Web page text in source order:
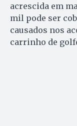
acrescida em
mil pode ser
causados nos
carrinho de